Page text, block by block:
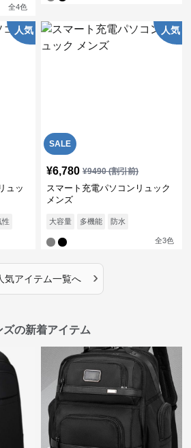
全4色
人気
ュッ
性
SALE
人気
¥6,780 ¥9490(割引前)
スマート充電パソコンリュック
メンズ
大容量 多機能 防水
全3色
気アイテム一覧へ ›
の新着アイテム